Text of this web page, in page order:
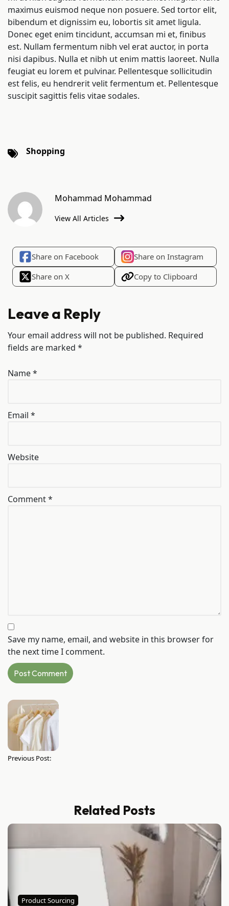
maximus euismod neque non posuere. Sed tortor elit,
bibendum et dignissim eu, lobortis sit amet ligula.
Donec eget enim tincidunt, accumsan mi et, finibus
est. Nullam fermentum nibh vel erat auctor, in porta
nisi dapibus. Nulla et nibh ut enim mattis laoreet. Nulla
feugiat eu lorem et pulvinar. Pellentesque sollicitudin
est felis, eu hendrerit velit fermentum et. Pellentesque
suscipit sagittis felis vitae sodales.
Shopping
Mohammad Mohammad
View All Articles
Share on Facebook
Share on Instagram
Share on X
Copy to Clipboard
Leave a Reply
Your email address will not be published. Required
fields are marked *
Name*
Email *
Website
Comment*
Save my name, email, and website in this browser for
the next time I comment.
Previous Post:
Related Posts
Product Sourcing